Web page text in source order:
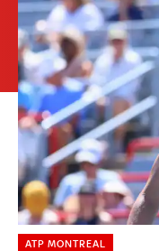
ATP MONTREAL